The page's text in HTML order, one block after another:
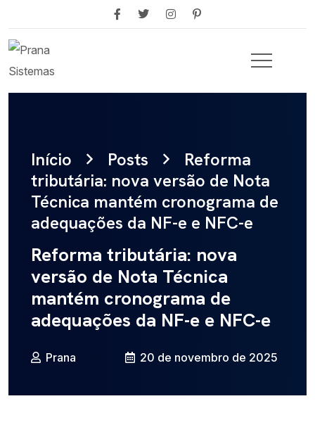
Início Posts
Reforma
tributária: nova versão de Nota
Técnica mantém cronograma de
adequações da NF-e e NFC-e
Reforma tributária: nova
versão de Nota Técnica
mantém cronograma de
adequações da NF-e e NFC-e
Prana 20 de novembro de 2025